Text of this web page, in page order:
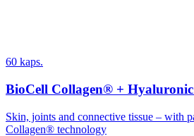
60 kaps.
BioCell Collagen® +
Skin, joints and connective tissue – with
Collagen® technology